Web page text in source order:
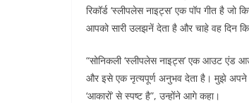
रिकॉर्ड ‘स्लीपलेस नाइट्स’ एक पॉप गीत है
आपको सारी उलझनें देता है और चाहे वह दिन
“सोनिकली ‘स्लीपलेस नाइट्स’ एक आउट एंड
और इसे एक नृत्यपूर्ण अनुभव देता है। मुझे अपने
‘आकारों’ से स्पष्ट है”, उन्होंने आगे कहा।